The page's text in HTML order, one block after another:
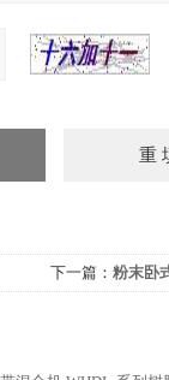
下一篇： 粉末卧